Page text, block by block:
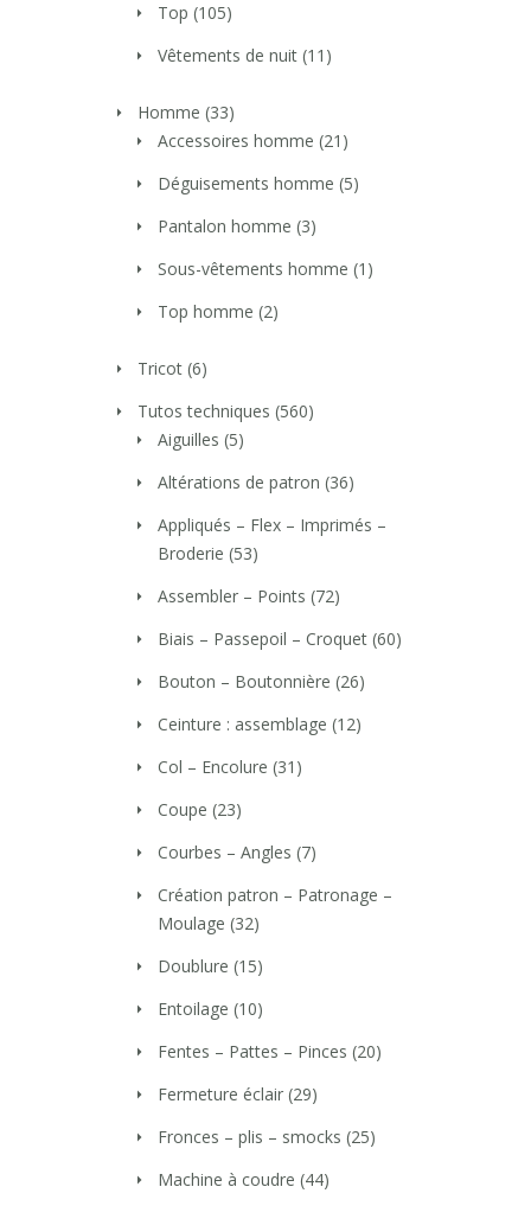
Top (105)
Vêtements de nuit (11)
Homme (33)
Accessoires homme (21)
Déguisements homme (5)
Pantalon homme (3)
Sous-vêtements homme (1)
Top homme (2)
Tricot (6)
Tutos techniques (560)
Aiguilles (5)
Altérations de patron (36)
Appliqués – Flex – Imprimés –
Broderie (53)
Assembler – Points (72)
Biais – Passepoil – Croquet (60)
Bouton – Boutonnière (26)
Ceinture : assemblage (12)
Col – Encolure (31)
Coupe (23)
Courbes – Angles (7)
Création patron – Patronage –
Moulage (32)
Doublure (15)
Entoilage (10)
Fentes – Pattes – Pinces (20)
Fermeture éclair (29)
Fronces – plis – smocks (25)
Machine à coudre (44)